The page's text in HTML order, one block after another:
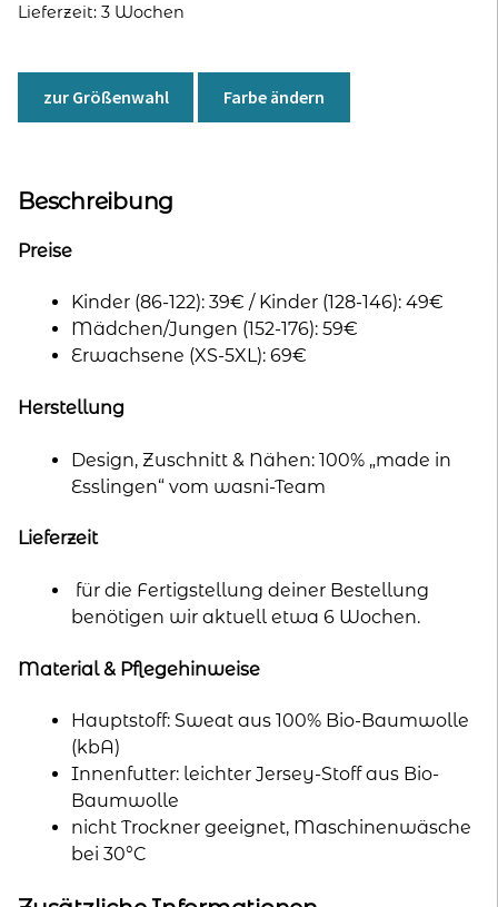
Lieferzeit: 3 Wochen
zur Größenwahl Farbe ändern
Beschreibung
Preise
Kinder (86-122): 39€ / Kinder (128-146): 49€
Mädchen/Jungen (152-176): 59€
Erwachsene (XS-5XL): 69€
Herstellung
Design, Zuschnitt & Nähen: 100% „made in
Esslingen“ vom wasni-Team
Lieferzeit
für die Fertigstellung deiner Bestellung
benötigen wir aktuell etwa 6 Wochen.
Material & Pflegehinweise
Hauptstoff: Sweat aus 100% Bio-Baumwolle
(kbA)
Innenfutter: leichter Jersey-Stoff aus Bio-
Baumwolle
nicht Trockner geeignet, Maschinenwäsche
bei 30°C